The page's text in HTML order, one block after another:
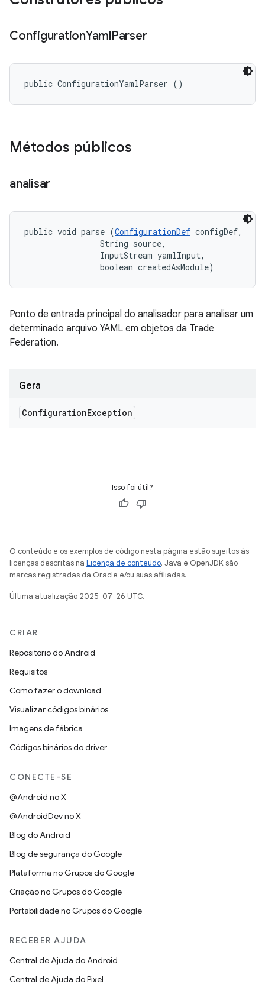
ConfigurationYamlParser
public ConfigurationYamlParser ()
Métodos públicos
analisar
public void parse (ConfigurationDef configDef,
                String source,
                InputStream yamlInput,
                boolean createdAsModule)
Ponto de entrada principal do analisador para analisar um
determinado arquivo YAML em objetos da Trade
Federation.
Gera
ConfigurationException
Isso foi útil?
O conteúdo e os exemplos de código nesta página estão sujeitos às
licenças descritas na Licença de conteúdo. Java e OpenJDK são
marcas registradas da Oracle e/ou suas afiliadas.
Última atualização 2025-07-26 UTC.
CRIAR
Repositório do Android
Requisitos
Como fazer o download
Visualizar códigos binários
Imagens de fábrica
Códigos binários do driver
CONECTE-SE
@Android no X
@AndroidDev no X
Blog do Android
Blog de segurança do Google
Plataforma no Grupos do Google
Criação no Grupos do Google
Portabilidade no Grupos do Google
RECEBER AJUDA
Central de Ajuda do Android
Central de Ajuda do Pixel